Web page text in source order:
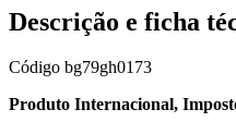
Descrição e ficha
Código bg79gh0173
Produto Internacional,